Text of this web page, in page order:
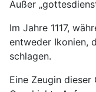
Außer
Im Jahre 1117,
entweder Ikonien,
schlagen.
Eine Zeugin